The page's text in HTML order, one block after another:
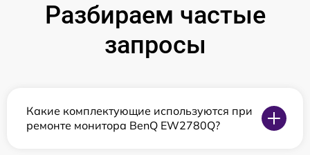
Разбираем частые
запросы
Какие комплектующие используются при
ремонте монитора BenQ EW2780Q?